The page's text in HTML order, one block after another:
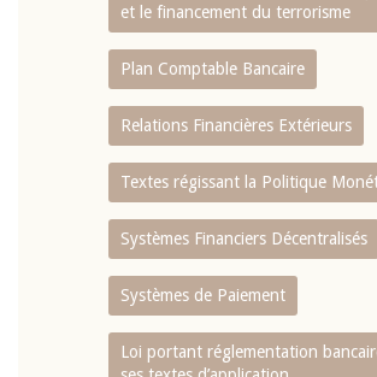
et le financement du terrorisme
Plan Comptable Bancaire
Relations Financières Extérieurs
Textes régissant la Politique
Systèmes Financiers Décentralisés
Systèmes de Paiement
Loi portant réglementation